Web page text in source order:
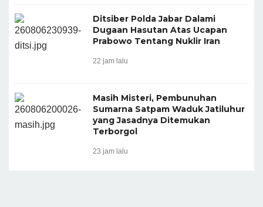
Ditsiber Polda Jabar Dalami
Dugaan Hasutan Atas Ucapan
Prabowo Tentang Nuklir Iran
22 jam lalu
Masih Misteri, Pembunuhan
Sumarna Satpam Waduk Jatiluhur
yang Jasadnya Ditemukan
Terborgol
23 jam lalu